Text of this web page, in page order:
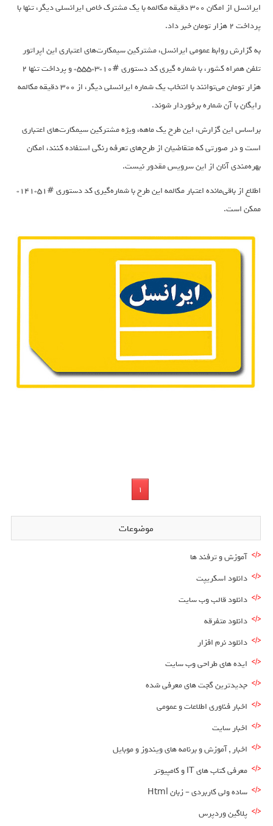
ایرانسل از امکان 300 دقیقه مکالمه با یک مشترک خاص ایرانسلی دیگر، تنها با
پرداخت 2 هزار تومان خبر داد.
به گزارش روابط عمومی ایرانسل، مشترکین سیمکارت‌های اعتباری این اپراتور
تلفن همراه کشور، با شماره گیری کد دستوری #10*3*555* و پرداخت تنها 2
هزار تومان می‌توانند با انتخاب یک شماره ایرانسلی دیگر، از 300 دقیقه مکالمه
رایگان با آن شماره برخوردار شوند.
براساس این گزارش، این طرح یک ماهه، ویژه مشترکین سیمکارت‌های اعتباری
است و در صورتی که متقاضیان از طرح‌های تعرفه رنگی استفاده کنند، امکان
بهره‌مندی آنان از این سرویس مقدور نیست.
اطلاع از باقی‌مانده اعتبار مکالمه این طرح با شماره‌گیری کد دستوری #51*141*
ممکن است.
1
موضوعات
آموزش و ترفند ها
دانلود اسکریپت
دانلود قالب وب سایت
دانلود متفرقه
دانلود نرم افزار
ایده های طراحی وب سایت
جدیدترین گجت های معرفی شده
اخبار فناوری اطلاعات و عمومی
اخبار سایت
اخبار , آموزش و برنامه های ویندوز و موبایل
معرفی کتاب های IT و کامپیوتر
ساده ولی کاربردی – زبان Html
پلاگین وردپرس